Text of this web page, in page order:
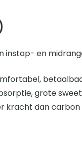
instap- en
grote
kracht dan carbon